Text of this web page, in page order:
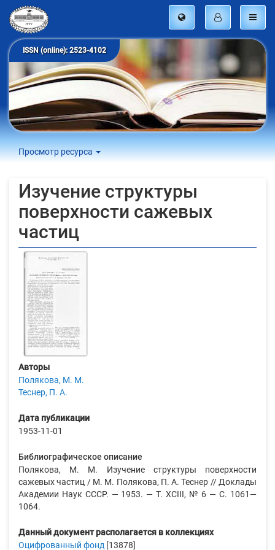
ISSN (online): 2523-4102
Просмотр ресурса
Изучение структуры
поверхности сажевых
частиц
Авторы
Полякова, М. М.
Теснер, П. А.
Дата публикации
1953-11-01
Библиографическое описание
Полякова, М. М. Изучение структуры поверхности
сажевых частиц / М. М. Полякова, П. А. Теснер // Доклады
Академии Наук СССР. — 1953. — Т. XСIII, № 6 — С. 1061—
1064.
Данный документ располагается в коллекциях
Оцифрованный фонд [13878]